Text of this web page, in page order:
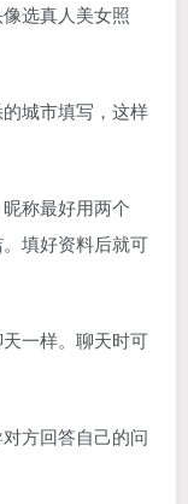
选真人美女照
城市填写，这样
称最好用两个
填好资料后就可
一样。聊天时可
方回答自己的问